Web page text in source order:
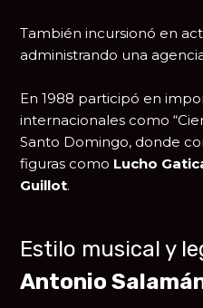
También incursionó en
administrando una
En 1988 participó en
internacionales como
Santo Domingo, donde
figuras como Lucho
Guillot.
Estilo musical y
Antonio